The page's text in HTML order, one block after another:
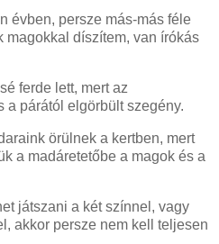
évben, persze más-más féle
magokkal díszítem, van írókás
ferde lett, mert az
a párától elgörbült szegény.
örülnek a kertben, mert
a madáretetőbe a magok és a
játszani a két színnel, vagy
akkor persze nem kell teljesen